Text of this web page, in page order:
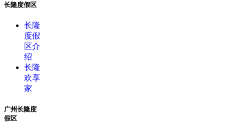
长隆度假区
长隆
度假
区介
绍
长隆
欢享
家
广州长隆度
假区